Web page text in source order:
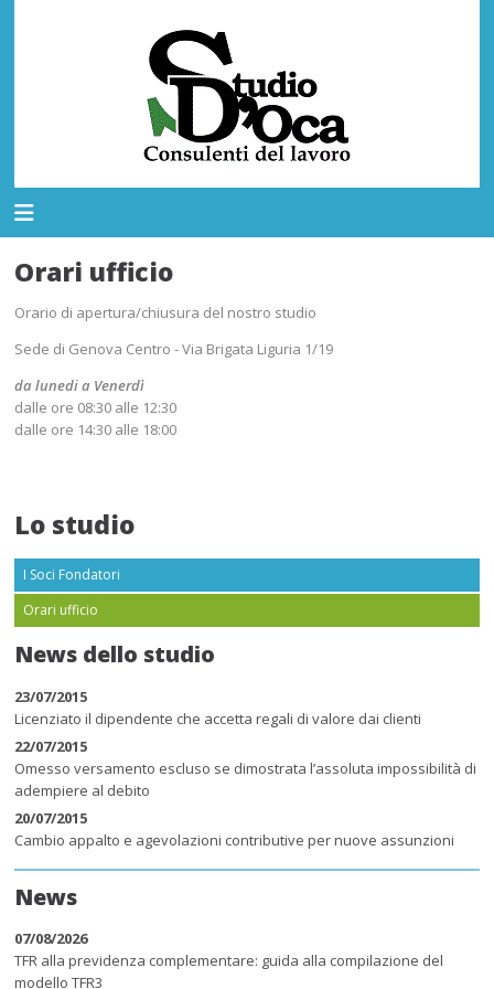
Orari ufficio
Orario di apertura/chiusura del nostro studio
Sede di Genova Centro - Via Brigata Liguria 1/19
da lunedi a Venerdì
dalle ore 08:30 alle 12:30
dalle ore 14:30 alle 18:00
Lo studio
I Soci Fondatori
Orari ufficio
News dello studio
23/07/2015
Licenziato il dipendente che accetta regali di valore dai clienti
22/07/2015
Omesso versamento escluso se dimostrata l’assoluta impossibilità di
adempiere al debito
20/07/2015
Cambio appalto e agevolazioni contributive per nuove assunzioni
News
07/08/2026
TFR alla previdenza complementare: guida alla compilazione del
modello TFR3